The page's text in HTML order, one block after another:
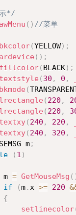
*/
( ) //菜单
(YELLOW) ;
( ) ;
( BLACK) ;
( 30 , 0 ,
(
( 220 ,
( 220 ,
( 240 , 220 ,
( 240 , 320 ,
m
;
( 1 )
		m
= GetMouseMsg (
if
(m.x >= 220
{
setlinecolor